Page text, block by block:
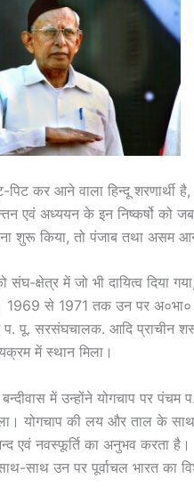
कर आने वाला हिन्दू शरणार्थी
एवं अध्ययन के इन निष्कर्षो को
शुरू किया, तो पंजाब तथा असम
संघ-क्षेत्र में जो भी दायित्व दिया
1969 से 1971 तक उन पर अ०भा०
प. पू. सरसंघचालक. आदि प्राचीन
में स्थान मिला।
में उन्होंने योगचाप पर
योगचाप की लय और ताल के साथ
एवं नवस्फूर्ति का अनुभव करता
साथ उन पर पूर्वाचल भारत का